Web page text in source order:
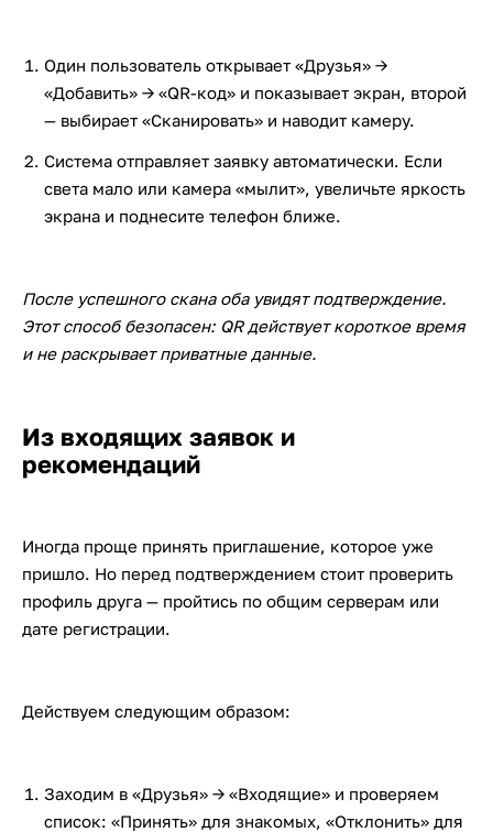
Один пользователь открывает «Друзья» →
«Добавить» → «QR-код» и показывает экран, второй
— выбирает «Сканировать» и наводит камеру.
Система отправляет заявку автоматически. Если
света мало или камера «мылит», увеличьте яркость
экрана и поднесите телефон ближе.
После успешного скана оба увидят подтверждение.
Этот способ безопасен: QR действует короткое время
и не раскрывает приватные данные.
Из входящих заявок и
рекомендаций
Иногда проще принять приглашение, которое уже
пришло. Но перед подтверждением стоит проверить
профиль друга — пройтись по общим серверам или
дате регистрации.
Действуем следующим образом:
Заходим в «Друзья» → «Входящие» и проверяем
список: «Принять» для знакомых, «Отклонить» для